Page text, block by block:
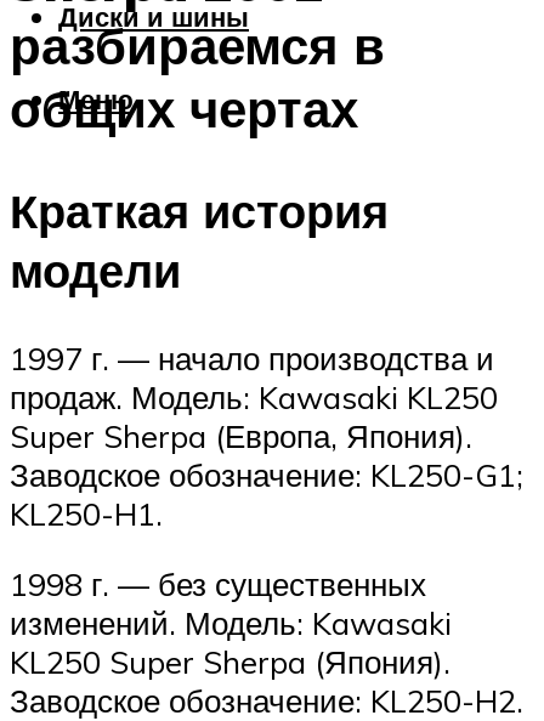
Диски и шины
Меню
разбираемся в
общих чертах
Краткая история
модели
1997 г. — начало производства и
продаж. Модель: Kawasaki KL250
Super Sherpa (Европа, Япония).
Заводское обозначение: KL250-G1;
KL250-H1.
1998 г. — без существенных
изменений. Модель: Kawasaki
KL250 Super Sherpa (Япония).
Заводское обозначение: KL250-H2.